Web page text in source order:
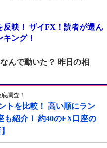
映！ ザイFX！読者が選ん
ング！
んで動いた？ 昨日の相
調査！
トを比較！ 高い順にラン
も紹介！ 約40のFX口座の